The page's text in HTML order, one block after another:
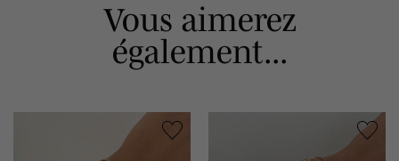
Vous aimerez
également...